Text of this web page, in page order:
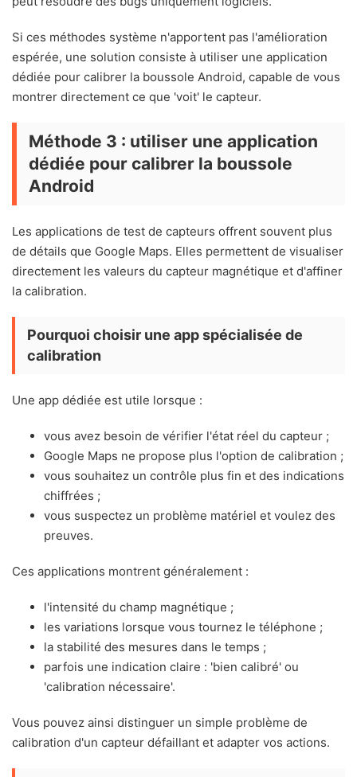
Si ces méthodes système n'apportent pas l'amélioration
espérée, une solution consiste à utiliser une application
dédiée pour calibrer la boussole Android, capable de vous
montrer directement ce que 'voit' le capteur.
Méthode 3 : utiliser une application
dédiée pour calibrer la boussole
Android
Les applications de test de capteurs offrent souvent plus
de détails que Google Maps. Elles permettent de visualiser
directement les valeurs du capteur magnétique et d'affiner
la calibration.
Pourquoi choisir une app spécialisée de
calibration
Une app dédiée est utile lorsque :
vous avez besoin de vérifier l'état réel du capteur ;
Google Maps ne propose plus l'option de calibration ;
vous souhaitez un contrôle plus fin et des indications
chiffrées ;
vous suspectez un problème matériel et voulez des
preuves.
Ces applications montrent généralement :
l'intensité du champ magnétique ;
les variations lorsque vous tournez le téléphone ;
la stabilité des mesures dans le temps ;
parfois une indication claire : 'bien calibré' ou
'calibration nécessaire'.
Vous pouvez ainsi distinguer un simple problème de
calibration d'un capteur défaillant et adapter vos actions.